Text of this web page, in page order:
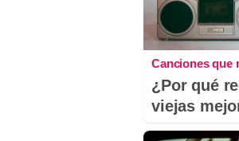
Canciones que
¿Por qué
viejas